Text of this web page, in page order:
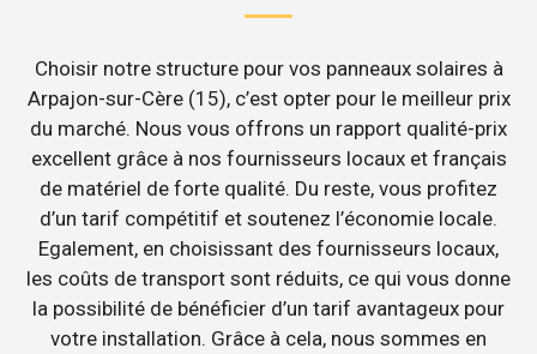
Choisir notre structure pour vos panneaux solaires à
Arpajon-sur-Cère (15), c’est opter pour le meilleur prix
du marché. Nous vous offrons un rapport qualité-prix
excellent grâce à nos fournisseurs locaux et français
de matériel de forte qualité. Du reste, vous profitez
d’un tarif compétitif et soutenez l’économie locale.
Egalement, en choisissant des fournisseurs locaux,
les coûts de transport sont réduits, ce qui vous donne
la possibilité de bénéficier d’un tarif avantageux pour
votre installation. Grâce à cela, nous sommes en